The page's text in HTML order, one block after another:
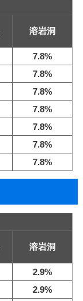
溶岩洞
7.8%
7.8%
7.8%
7.8%
7.8%
7.8%
7.8%
溶岩洞
2.9%
2.9%